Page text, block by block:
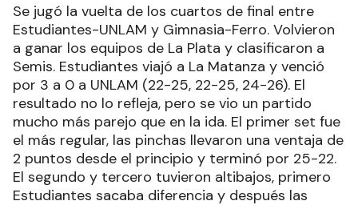
Se jugó la vuelta de los cuartos de final entre
Estudiantes-UNLAM y Gimnasia-Ferro. Volvieron
a ganar los equipos de La Plata y clasificaron a
Semis. Estudiantes viajó a La Matanza y venció
por 3 a 0 a UNLAM (22-25, 22-25, 24-26). El
resultado no lo refleja, pero se vio un partido
mucho más parejo que en la ida. El primer set fue
el más regular, las pinchas llevaron una ventaja de
2 puntos desde el principio y terminó por 25-22.
El segundo y tercero tuvieron altibajos, primero
Estudiantes sacaba diferencia y después las